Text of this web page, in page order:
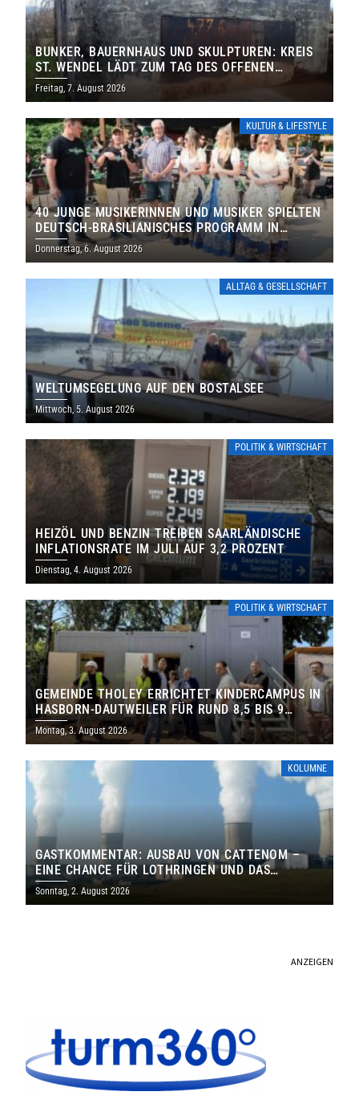
BUNKER, BAUERNHAUS UND SKULPTUREN: KREIS
ST. WENDEL LÄDT ZUM TAG DES OFFENEN
DENKMALS EIN
Freitag, 7. August 2026
KULTUR & LIFESTYLE
40 JUNGE MUSIKERINNEN UND MUSIKER SPIELTEN
DEUTSCH-BRASILIANISCHES PROGRAMM IN
THOLEY
Donnerstag, 6. August 2026
ALLTAG & GESELLSCHAFT
WELTUMSEGELUNG AUF DEN BOSTALSEE
Mittwoch, 5. August 2026
POLITIK & WIRTSCHAFT
HEIZÖL UND BENZIN TREIBEN SAARLÄNDISCHE
INFLATIONSRATE IM JULI AUF 3,2 PROZENT
Dienstag, 4. August 2026
POLITIK & WIRTSCHAFT
GEMEINDE THOLEY ERRICHTET KINDERCAMPUS IN
HASBORN-DAUTWEILER FÜR RUND 8,5 BIS 9
MILLIONEN EURO
Montag, 3. August 2026
KOLUMNE
GASTKOMMENTAR: AUSBAU VON CATTENOM –
EINE CHANCE FÜR LOTHRINGEN UND DAS
SAARLAND
Sonntag, 2. August 2026
ANZEIGEN